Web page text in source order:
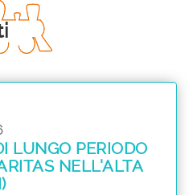
LUNGO PERIODO
NELL'ALTA